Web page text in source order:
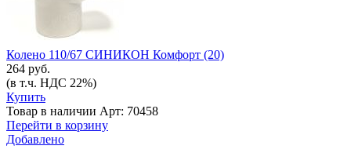
Колено 110/67 СИНИКОН Комфорт (20)
264 руб.
(в т.ч. НДС 22%)
Купить
Товар в наличии Арт: 70458
Перейти в корзину
Добавлено